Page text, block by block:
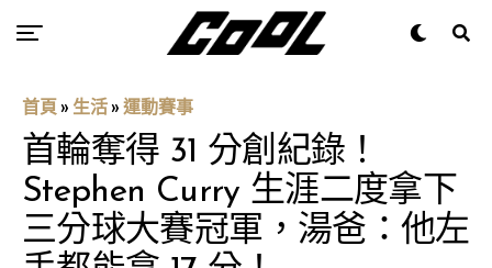
首頁 » 生活 » 運動賽事
首輪奪得 31 分創紀錄！
Stephen Curry 生涯二度拿下
三分球大賽冠軍，湯爸：他左